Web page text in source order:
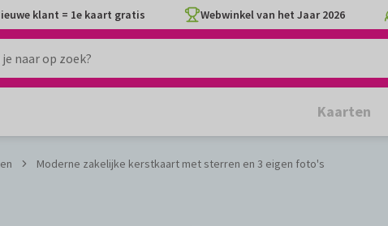
klant = 1e kaart gratis Webwinkel van het Jaar 2026
Kaarten
Moderne zakelijke kerstkaart met sterren en 3 eigen foto's